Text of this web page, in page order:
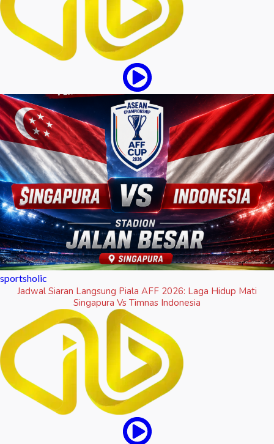
sportsholic
Jadwal Siaran Langsung Piala AFF 2026: Laga Hidup Mati
Singapura Vs Timnas Indonesia